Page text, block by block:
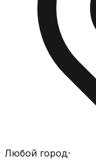
Любой город·